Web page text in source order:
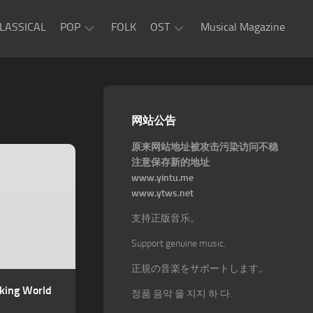
POP FOLK OST
OST
Musical Magazine
World
网站公告
原来网站地址被攻击污染访问不稳
注意保存新的地址
www.yintu.me
www.ytws.net
支持正版音乐。
Support genuine music.
正規の音楽をサポートします。
정품 음악 을 지지 하 다.